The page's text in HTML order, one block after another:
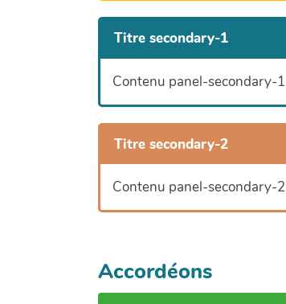
Titre secondary-1
Contenu panel-secondary-1
Titre secondary-2
Contenu panel-secondary-2
Accordéons